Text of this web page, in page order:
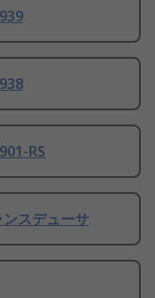
RS
スデューサ